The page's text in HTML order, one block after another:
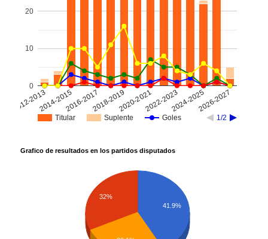
Titular Suplente Goles 1/2
2012-20132014-20152016-20172018-20192020-20212022-20232024-20252026-2027
0
10
20
Grafico de resultados en los partidos disputados
41.9%
32%